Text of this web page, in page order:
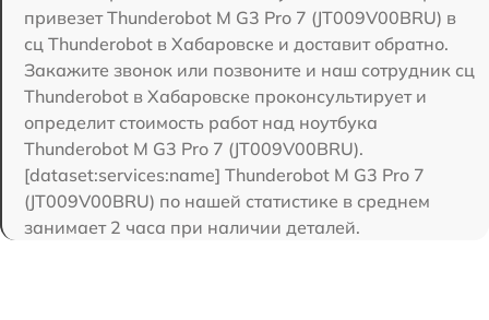
привезет Thunderobot M G3 Pro 7 (JT009V00BRU) в
сц Thunderobot в Хабаровске и доставит обратно.
Закажите звонок или позвоните и наш сотрудник сц
Thunderobot в Хабаровске проконсультирует и
определит стоимость работ над ноутбука
Thunderobot M G3 Pro 7 (JT009V00BRU).
[dataset:services:name] Thunderobot M G3 Pro 7
(JT009V00BRU) по нашей статистике в среднем
занимает 2 часа при наличии деталей.